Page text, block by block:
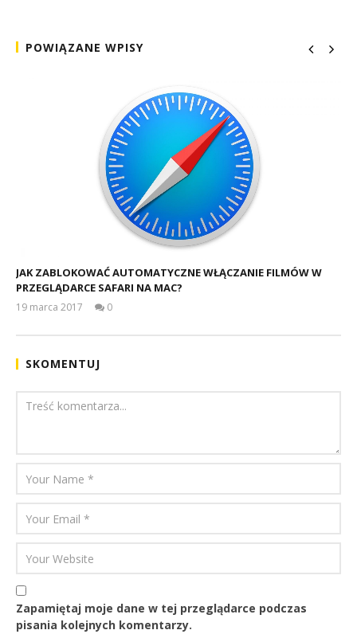
POWIĄZANE WPISY
JAK ZABLOKOWAĆ AUTOMATYCZNE WŁĄCZANIE FILMÓW W
PRZEGLĄDARCE SAFARI NA MAC?
19 marca 2017
Bauman
0
SKOMENTUJ
Zapamiętaj moje dane w tej przeglądarce podczas
pisania kolejnych komentarzy.